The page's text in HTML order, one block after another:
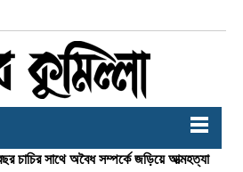
সাথে অবৈধ সম্পর্কে জড়িয়ে আত্মহত্যা